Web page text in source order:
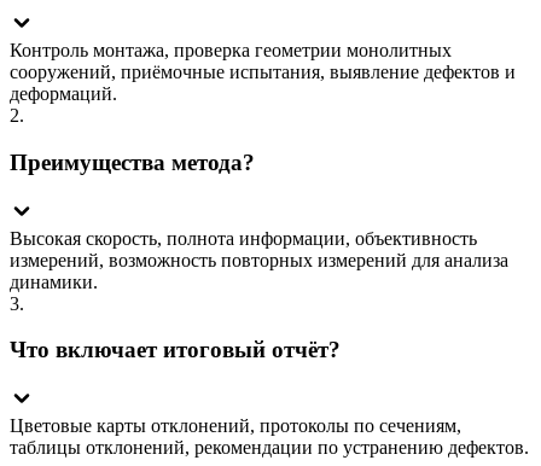
Контроль монтажа, проверка геометрии монолитных
сооружений, приёмочные испытания, выявление дефектов и
деформаций.
2.
Преимущества метода?
Высокая скорость, полнота информации, объективность
измерений, возможность повторных измерений для анализа
динамики.
3.
Что включает итоговый отчёт?
Цветовые карты отклонений, протоколы по сечениям,
таблицы отклонений, рекомендации по устранению дефектов.